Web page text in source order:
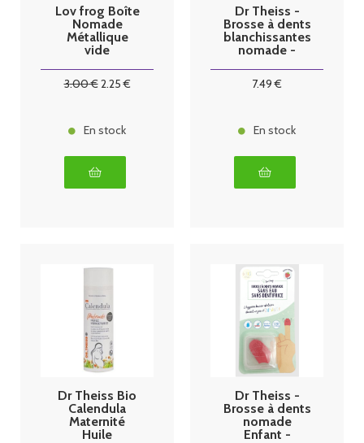
Lov frog Boîte
Nomade
Métallique
vide
3.00€2.25€
En stock
Dr Theiss -
Brosse à dents
blanchissantes
nomade -
7.49 €
En stock
Dr Theiss Bio
Calendula
Maternité
Huile
Dr Theiss -
Brosse à dents
nomade
Enfant -